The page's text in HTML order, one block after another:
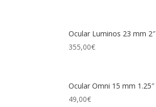
Ocular Luminos 23 mm 2″
355,00€
Ocular Omni 15 mm 1.25″
49,00€